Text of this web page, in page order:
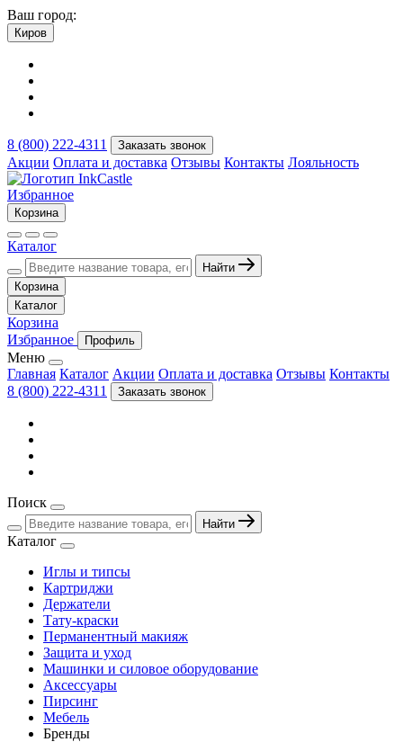
Ваш город:
Киров
8 (800) 222-4311 Заказать звонок
Акции Оплата и доставка Отзывы Контакты Лояльность
Избранное
Корзина
Каталог
Найти
Корзина
Каталог
Корзина
Избранное
Профиль
Меню
Главная Каталог Акции Оплата и доставка Отзывы Контакты
8 (800) 222-4311
Заказать звонок
Поиск
Найти
Каталог
Иглы и типсы
Картриджи
Держатели
Тату-краски
Перманентный макияж
Защита и уход
Машинки и силовое оборудование
Аксессуары
Пирсинг
Мебель
Бренды